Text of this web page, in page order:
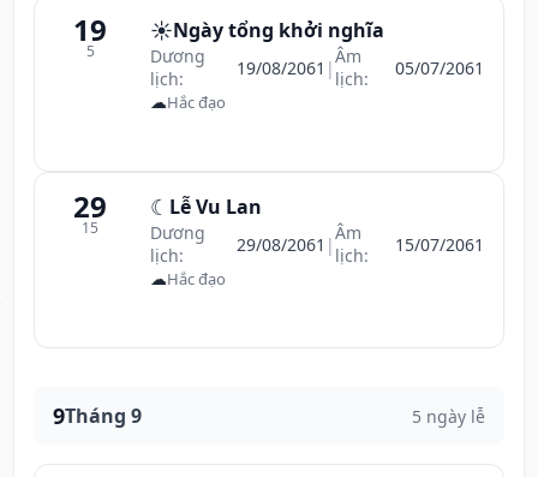
19
5
☀️Ngày tổng khởi nghĩa
Dương
lịch:
19/08/2061 |Âm
lịch:
05/07/2061
☁Hắc đạo
29
15
☾ Lễ Vu Lan
Dương
lịch:
29/08/2061 |Âm
lịch:
15/07/2061
☁Hắc đạo
9Tháng 9 5 ngày lễ